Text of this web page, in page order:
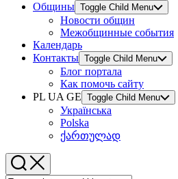
Общины Toggle Child Menu
Новости общин
Межобщинные события
Календарь
Контакты Toggle Child Menu
Блог портала
Как помочь сайту
PL UA GE Toggle Child Menu
Українська
Polska
ქართულად